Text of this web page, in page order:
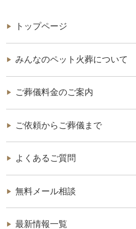
トップページ
みんなのペット火葬について
ご葬儀料金のご案内
ご依頼からご葬儀まで
よくあるご質問
無料メール相談
最新情報一覧